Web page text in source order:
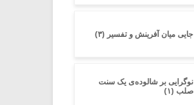
جایی میان آفرینش و تفسیر (۳)
نوگرایی بر شالوده‌ی یک سنت
صلب (۱)